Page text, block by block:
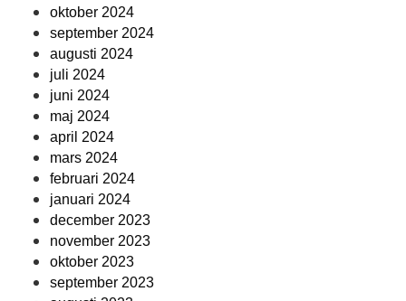
oktober 2024
september 2024
augusti 2024
juli 2024
juni 2024
maj 2024
april 2024
mars 2024
februari 2024
januari 2024
december 2023
november 2023
oktober 2023
september 2023